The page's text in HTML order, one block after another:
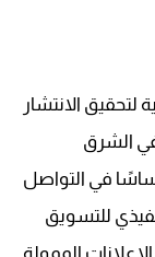
لتحقيق الانتشار
الشرق
في التواصل
للتسويق